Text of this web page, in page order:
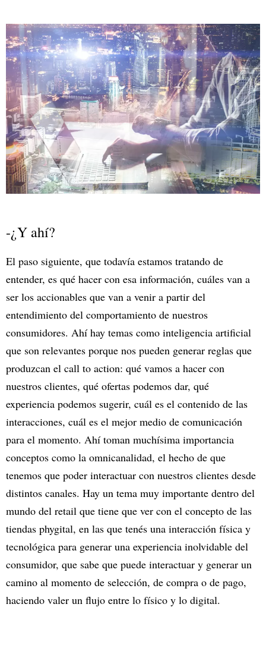
-¿Y ahí?
El paso siguiente, que todavía estamos tratando de
entender, es qué hacer con esa información, cuáles van a
ser los accionables que van a venir a partir del
entendimiento del comportamiento de nuestros
consumidores. Ahí hay temas como inteligencia artificial
que son relevantes porque nos pueden generar reglas que
produzcan el call to action: qué vamos a hacer con
nuestros clientes, qué ofertas podemos dar, qué
experiencia podemos sugerir, cuál es el contenido de las
interacciones, cuál es el mejor medio de comunicación
para el momento. Ahí toman muchísima importancia
conceptos como la omnicanalidad, el hecho de que
tenemos que poder interactuar con nuestros clientes desde
distintos canales. Hay un tema muy importante dentro del
mundo del retail que tiene que ver con el concepto de las
tiendas phygital, en las que tenés una interacción física y
tecnológica para generar una experiencia inolvidable del
consumidor, que sabe que puede interactuar y generar un
camino al momento de selección, de compra o de pago,
haciendo valer un flujo entre lo físico y lo digital.